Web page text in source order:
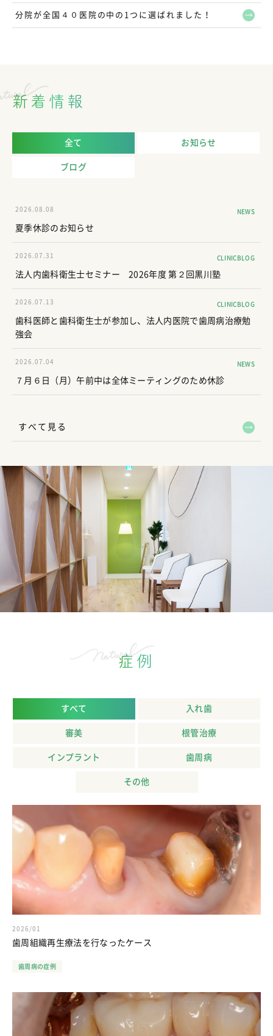
分院が全国４０医院の中の1つに選ばれました！
新着情報
全て お知らせ
ブログ
2026.08.08
夏季休診のお知らせ
NEWS
2026.07.31
法人内歯科衛生士セミナー 2026年度 第２回黒川塾
CLINICBLOG
2026.07.13
歯科医師と歯科衛生士が参加し、法人内医院で歯周病治療勉
強会
CLINICBLOG
2026.07.04
７月６日（月）午前中は全体ミーティングのため休診
NEWS
すべて見る
症例
すべて 入れ歯
審美 根管治療
インプラント 歯周病
その他
2026/01
歯周組織再生療法を行なったケース
歯周病の症例